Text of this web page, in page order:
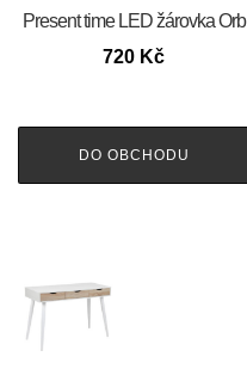
Present time LED žárovka Orb
720 Kč
DO OBCHODU